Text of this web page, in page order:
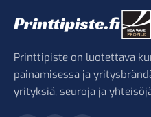
Printtipiste on luotettava
painamisessa ja
yrityksiä, seuroja ja